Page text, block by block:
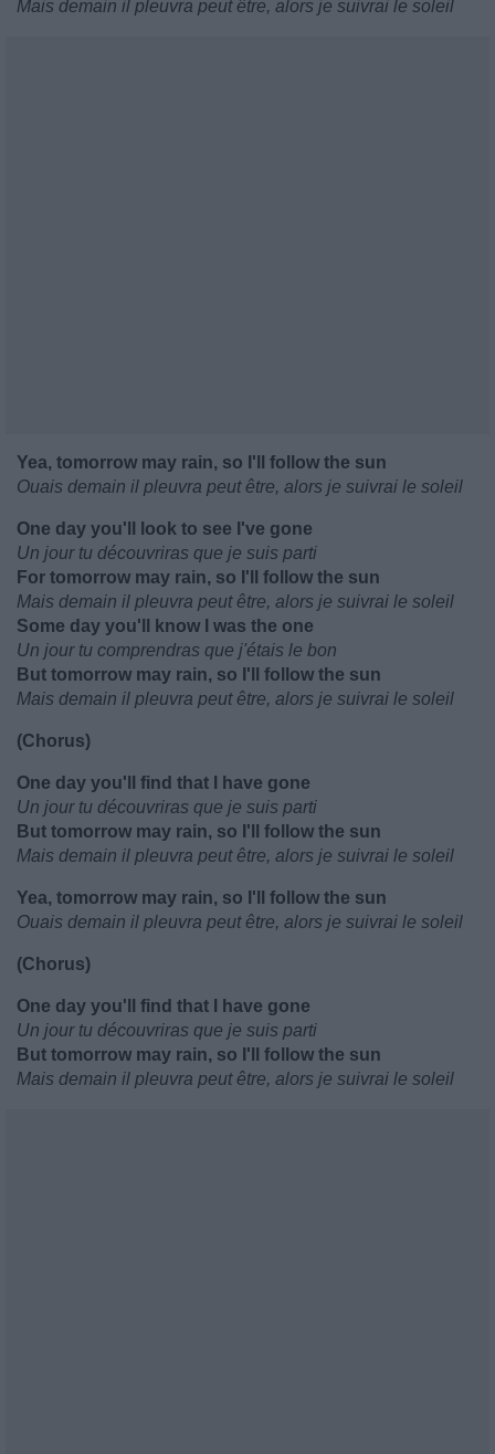
Mais demain il pleuvra peut être, alors je suivrai le soleil
Yea, tomorrow may rain, so I'll follow the sun
Ouais demain il pleuvra peut être, alors je suivrai le soleil
One day you'll look to see I've gone
Un jour tu découvriras que je suis parti
For tomorrow may rain, so I'll follow the sun
Mais demain il pleuvra peut être, alors je suivrai le soleil
Some day you'll know I was the one
Un jour tu comprendras que j'étais le bon
But tomorrow may rain, so I'll follow the sun
Mais demain il pleuvra peut être, alors je suivrai le soleil
(Chorus)
One day you'll find that I have gone
Un jour tu découvriras que je suis parti
But tomorrow may rain, so I'll follow the sun
Mais demain il pleuvra peut être, alors je suivrai le soleil
Yea, tomorrow may rain, so I'll follow the sun
Ouais demain il pleuvra peut être, alors je suivrai le soleil
(Chorus)
One day you'll find that I have gone
Un jour tu découvriras que je suis parti
But tomorrow may rain, so I'll follow the sun
Mais demain il pleuvra peut être, alors je suivrai le soleil